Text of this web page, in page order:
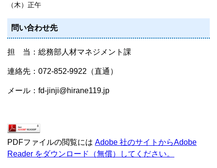
（木）正午
問い合わせ先
担 当：総務部人材マネジメント課
連絡先：072-852-9922（直通）
メール：fd-jinji@hirane119.jp
PDFファイルの閲覧には Adobe 社のサイトからAdobe
Reader をダウンロード（無償）してください。